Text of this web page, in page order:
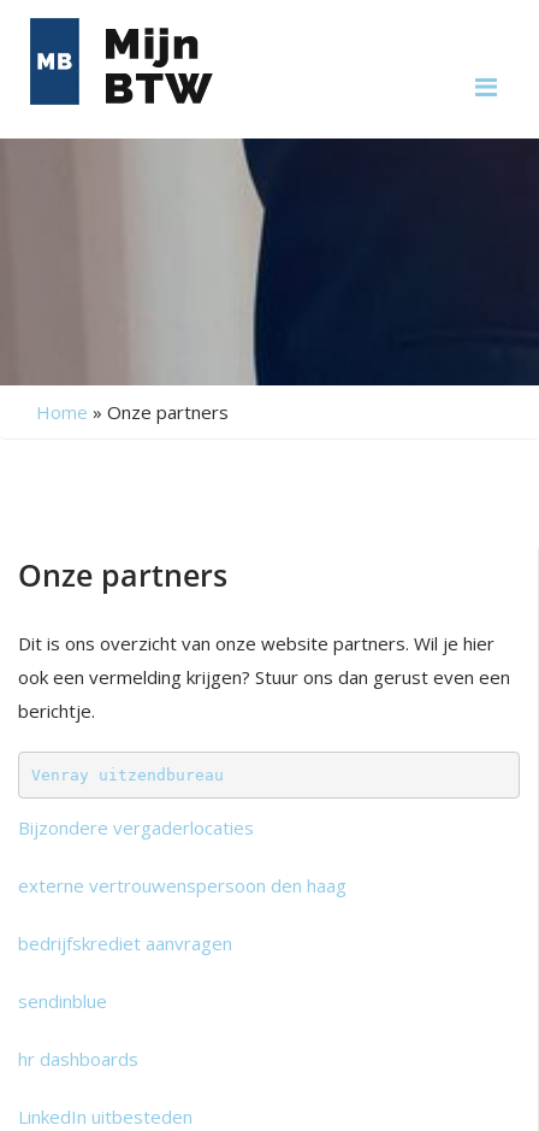
Home » Onze partners
Onze partners
Dit is ons overzicht van onze website partners. Wil je hier
ook een vermelding krijgen? Stuur ons dan gerust even een
berichtje.
Venray uitzendbureau
Bijzondere vergaderlocaties
externe vertrouwenspersoon den haag
bedrijfskrediet aanvragen
sendinblue
hr dashboards
LinkedIn uitbesteden